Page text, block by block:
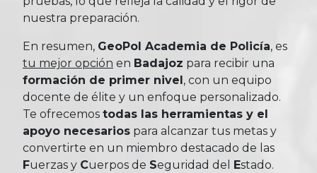
nuestra preparación.
En resumen, GeoPol Academia de Policía, es
tu mejor opción en Badajoz para recibir una
formación de primer nivel , con un equipo
docente de élite y un enfoque personalizado.
Te ofrecemos todas las herramientas y el
apoyo necesarios para alcanzar tus metas y
convertirte en un miembro destacado de las
Fuerzas y Cuerpos de Seguridad del Estado.